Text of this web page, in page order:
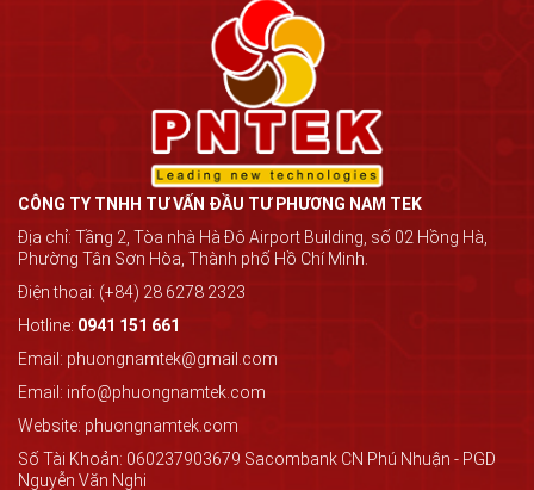
CÔNG TY TNHH TƯ VẤN ĐẦU TƯ PHƯƠNG NAM TEK
Địa chỉ: Tầng 2, Tòa nhà Hà Đô Airport Building, số 02 Hồng Hà,
Phường Tân Sơn Hòa, Thành phố Hồ Chí Minh.
Điện thoại: (+84) 28 6278 2323
Hotline: 0941 151 661
Email: phuongnamtek@gmail.com
Email: info@phuongnamtek.com
Website: phuongnamtek.com
Số Tài Khoản: 060237903679 Sacombank CN Phú Nhuận - PGD
Nguyễn Văn Nghi